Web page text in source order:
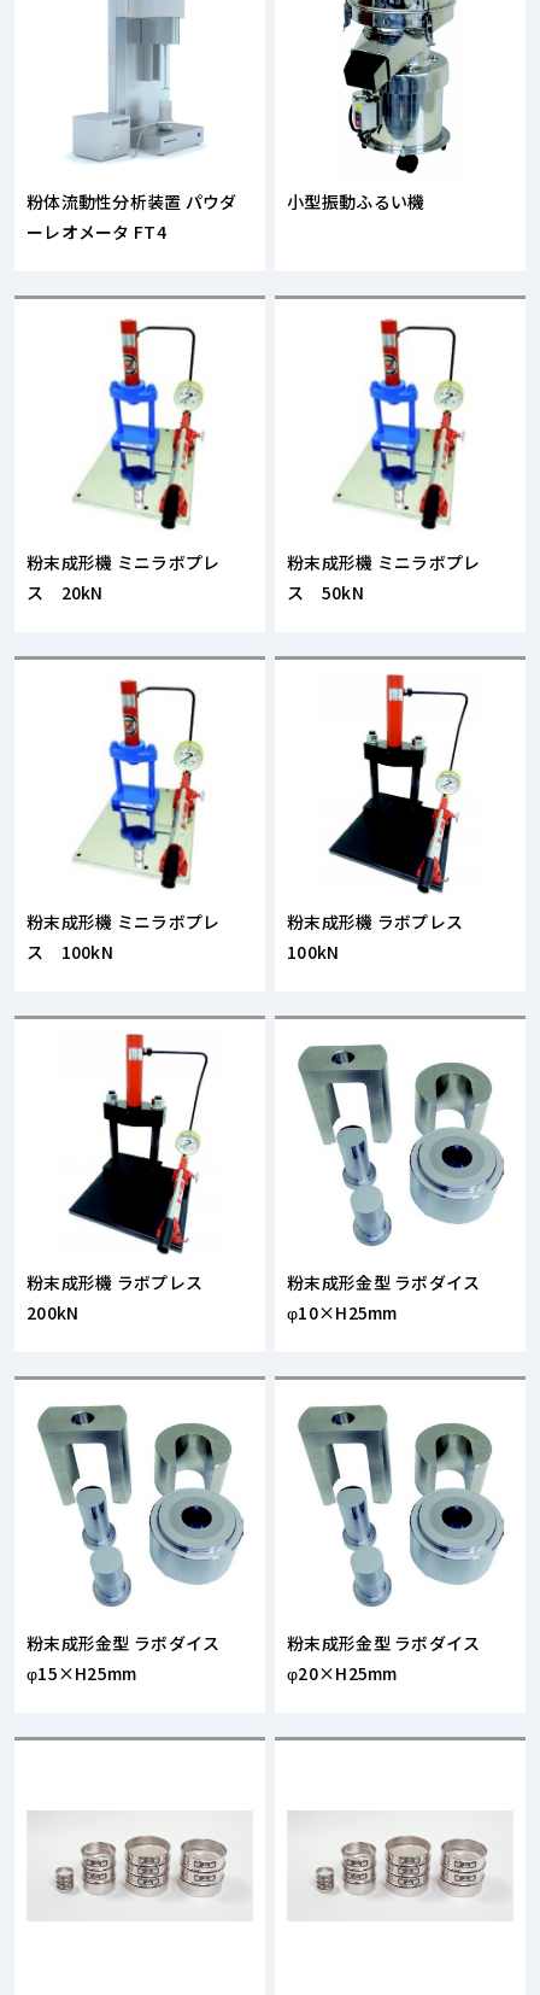
粉体流動性分析装置 パウダ
ーレオメータ FT4
小型振動ふるい機
粉末成形機 ミニラボプレ
ス 20kN
粉末成形機 ミニラボプレ
ス 50kN
粉末成形機 ミニラボプレ
ス 100kN
粉末成形機 ラボプレス
100kN
粉末成形機 ラボプレス
200kN
粉末成形金型 ラボダイス
φ10×H25mm
粉末成形金型 ラボダイス
φ15×H25mm
粉末成形金型 ラボダイス
φ20×H25mm